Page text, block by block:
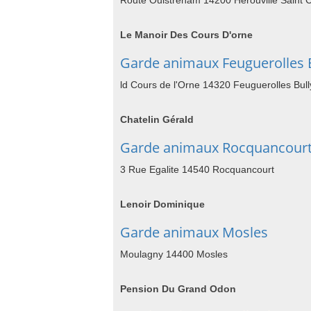
Le Manoir Des Cours D'orne
Garde animaux Feuguerolles
ld Cours de l'Orne 14320 Feuguerolles
Chatelin Gérald
Garde animaux
3 Rue Egalite 14540 Rocquancourt
Lenoir Dominique
Garde animaux Mosles
Moulagny 14400 Mosles
Pension Du Grand Odon